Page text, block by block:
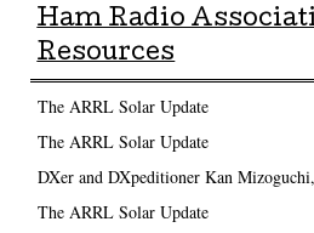
Ham Radio
Resources
The ARRL Solar Update
The ARRL Solar Update
DXer and DXpeditioner Kan
The ARRL Solar Update